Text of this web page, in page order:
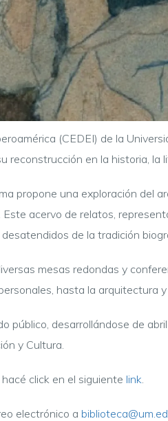
(CEDEI) de la
reconstrucción en la historia, la
propone una exploración del
acervo de relatos,
de la tradición
mesas redondas y
hasta la arquitectura
público, desarrollándose de
y Cultura.
click en el siguiente link.
electrónico a